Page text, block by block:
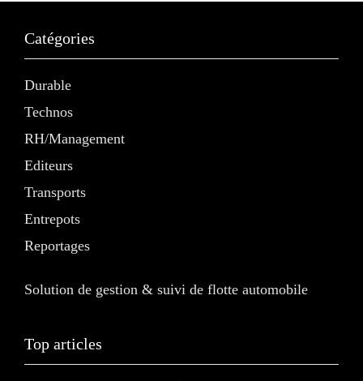
Catégories
Durable
Technos
RH/Management
Editeurs
Transports
Entrepots
Reportages
Solution de gestion & suivi de flotte automobile
Top articles